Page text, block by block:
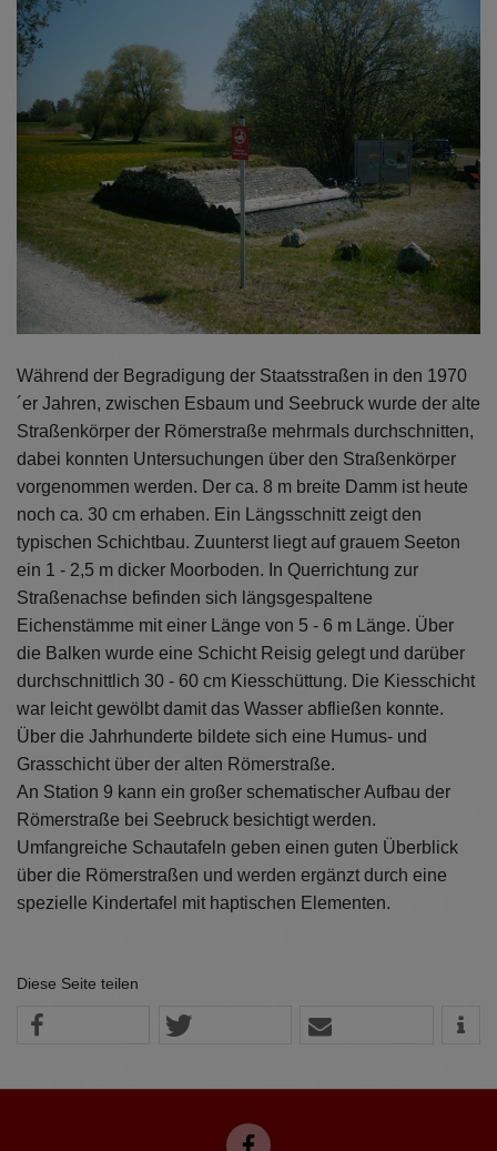
Während der Begradigung der Staatsstraßen in den 1970
´er Jahren, zwischen Esbaum und Seebruck wurde der alte
Straßenkörper der Römerstraße mehrmals durchschnitten,
dabei konnten Untersuchungen über den Straßenkörper
vorgenommen werden. Der ca. 8 m breite Damm ist heute
noch ca. 30 cm erhaben. Ein Längsschnitt zeigt den
typischen Schichtbau. Zuunterst liegt auf grauem Seeton
ein 1 - 2,5 m dicker Moorboden. In Querrichtung zur
Straßenachse befinden sich längsgespaltene
Eichenstämme mit einer Länge von 5 - 6 m Länge. Über
die Balken wurde eine Schicht Reisig gelegt und darüber
durchschnittlich 30 - 60 cm Kiesschüttung. Die Kiesschicht
war leicht gewölbt damit das Wasser abfließen konnte.
Über die Jahrhunderte bildete sich eine Humus- und
Grasschicht über der alten Römerstraße.
An Station 9 kann ein großer schematischer Aufbau der
Römerstraße bei Seebruck besichtigt werden.
Umfangreiche Schautafeln geben einen guten Überblick
über die Römerstraßen und werden ergänzt durch eine
spezielle Kindertafel mit haptischen Elementen.
Diese Seite teilen